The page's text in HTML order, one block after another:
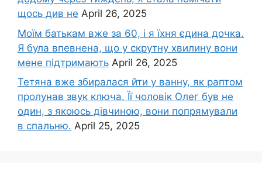
щось див не April 26, 2025
Моїм батькам вже за 60, і я їхня єдина дочка.
Я була впевнена, що у скрутну хвилину вони
мене підтримають April 26, 2025
Тетяна вже збиралася йти у ванну, як раптом
пролунав звук ключа. Її чоловік Олег був не
один, з якоюсь дівчиною, вони попрямували
в спальню. April 25, 2025